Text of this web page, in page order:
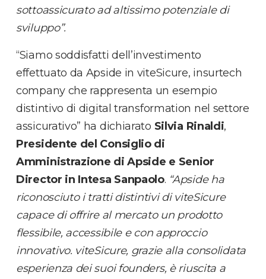
sottoassicurato ad altissimo potenziale di
sviluppo”.
“Siamo soddisfatti dell’investimento
effettuato da Apside in viteSicure, insurtech
company che rappresenta un esempio
distintivo di digital transformation nel settore
assicurativo” ha dichiarato Silvia Rinaldi,
Presidente del Consiglio di
Amministrazione di Apside e Senior
Director in Intesa Sanpaolo. “Apside ha
riconosciuto i tratti distintivi di viteSicure
capace di offrire al mercato un prodotto
flessibile, accessibile e con approccio
innovativo. viteSicure, grazie alla consolidata
esperienza dei suoi founders, è riuscita a